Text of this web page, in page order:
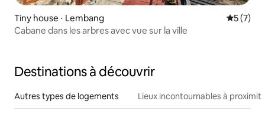
Tiny house ⋅ Lembang
5 (7)
Cabane dans les arbres avec vue sur la ville
Destinations à découvrir
Autres types de logements Lieux incontournables à